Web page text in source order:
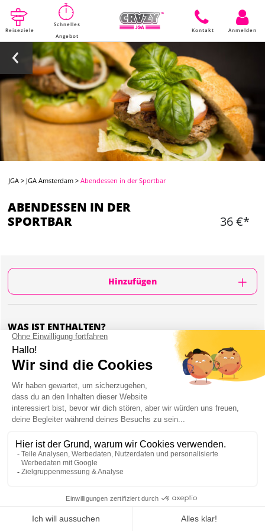
Reiseziele
Schnelles
Angebot
Kontakt Anmelden
JGA > JGA Amsterdam >Abendessen in der Sportbar
ABENDESSEN IN DER
SPORTBAR
36 €*
Hinzufügen
WAS IST ENTHALTEN?
Tisch für die Gruppe reserviert
2 Stunden Aktivität
Mindestens 5 Personen
1 Getränk pro Person (Bier, Wein, Soft)
Das Restaurant zeigt Fußballspiele an
einem Club
ABENDESSEN IN DER SPORTBAR IN AMSTERDAM
Mein JGA in Amsterdam